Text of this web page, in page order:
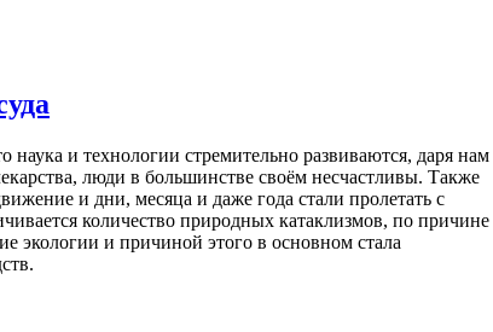
и технологии стремительно развиваются, даря нам
люди в большинстве своём несчастливы. Также
и дни, месяца и даже года стали пролетать с
количество природных катаклизмов, по причине
экологии и причиной этого в основном стала